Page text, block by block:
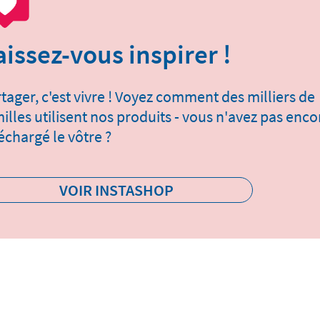
vous inspirer !
c'est vivre ! Voyez comment des milliers de
utilisent nos produits - vous n'avez pas
le vôtre ?
VOIR INSTASHOP